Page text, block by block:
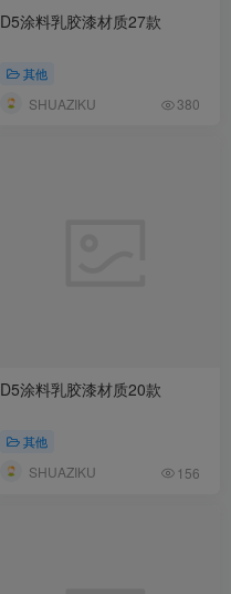
D5涂料乳胶漆材质27款
其他
SHUAZIKU 380
D5涂料乳胶漆材质20款
其他
SHUAZIKU 156